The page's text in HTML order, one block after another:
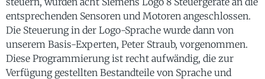
entsprechenden Sensoren und Motoren angeschlossen.
Die Steuerung in der Logo-Sprache wurde dann von
unserem Basis-Experten, Peter Straub, vorgenommen.
Diese Programmierung ist recht aufwändig, die zur
Verfügung gestellten Bestandteile von Sprache und